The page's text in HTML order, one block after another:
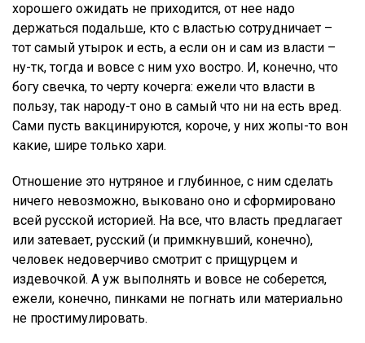
хорошего ожидать не приходится, от нее надо
держаться подальше, кто с властью сотрудничает –
тот самый утырок и есть, а если он и сам из власти –
ну-тк, тогда и вовсе с ним ухо востро. И, конечно, что
богу свечка, то черту кочерга: ежели что власти в
пользу, так народу-т оно в самый что ни на есть вред.
Сами пусть вакцинируются, короче, у них жопы-то вон
какие, шире только хари.
Отношение это нутряное и глубинное, с ним сделать
ничего невозможно, выковано оно и сформировано
всей русской историей. На все, что власть предлагает
или затевает, русский (и примкнувший, конечно),
человек недоверчиво смотрит с прищурцем и
издевочкой. А уж выполнять и вовсе не соберется,
ежели, конечно, пинками не погнать или материально
не простимулировать.